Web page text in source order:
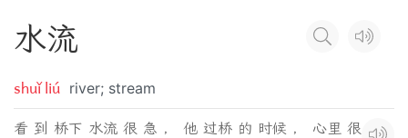
水流
shuǐ liú river; stream
看 到 桥下 水流 很 急 ， 他 过桥 的 时候 ， 心里 很